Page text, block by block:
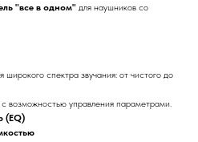
"все в одном" для наушников со
широкого спектра звучания: от чистого до
с возможностью управления параметрами.
(EQ)